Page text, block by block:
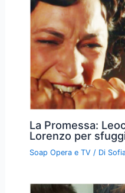
La Promessa:
Lorenzo per
Soap Opera e TV / Di